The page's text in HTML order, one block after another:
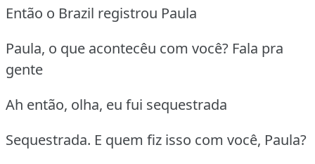
Então o Brazil registrou Paula
Paula, o que acontecêu com você? Fala pra
gente
Ah então, olha, eu fui sequestrada
Sequestrada. E quem fiz isso com você, Paula?